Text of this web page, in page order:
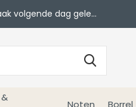
Noten Borrel
volgende dag geleverd